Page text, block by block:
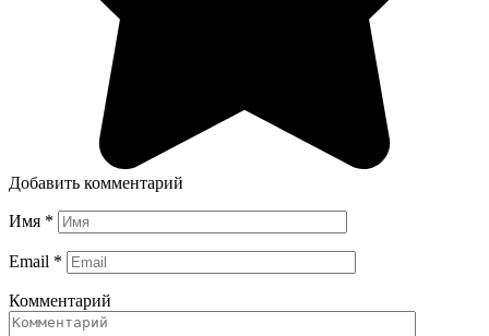
Добавить комментарий
Имя *
Email *
Комментарий